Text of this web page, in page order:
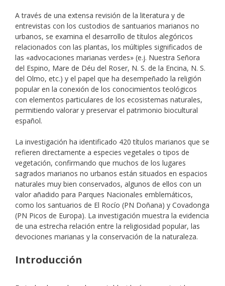
A través de una extensa revisión de la literatura y de
entrevistas con los custodios de santuarios marianos no
urbanos, se examina el desarrollo de títulos alegóricos
relacionados con las plantas, los múltiples significados de
las «advocaciones marianas verdes» (e.j. Nuestra Señora
del Espino, Mare de Déu del Roser, N. S. de la Encina, N. S.
del Olmo, etc.) y el papel que ha desempeñado la religión
popular en la conexión de los conocimientos teológicos
con elementos particulares de los ecosistemas naturales,
permitiendo valorar y preservar el patrimonio biocultural
español.
La investigación ha identificado 420 títulos marianos que se
refieren directamente a especies vegetales o tipos de
vegetación, confirmando que muchos de los lugares
sagrados marianos no urbanos están situados en espacios
naturales muy bien conservados, algunos de ellos con un
valor añadido para Parques Nacionales emblemáticos,
como los santuarios de El Rocío (PN Doñana) y Covadonga
(PN Picos de Europa). La investigación muestra la evidencia
de una estrecha relación entre la religiosidad popular, las
devociones marianas y la conservación de la naturaleza.
Introducción